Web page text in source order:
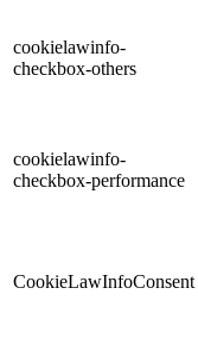
cookielawinfo-
checkbox-others
cookielawinfo-
checkbox-performance
CookieLawInfoConsent